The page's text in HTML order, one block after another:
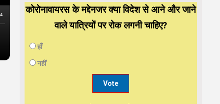
कोरोनावायरस के मद्देनजर क्या विदेश से आने और जाने
वाले यात्रियों पर रोक लगनी चाहिए?
हाँ
नहीं